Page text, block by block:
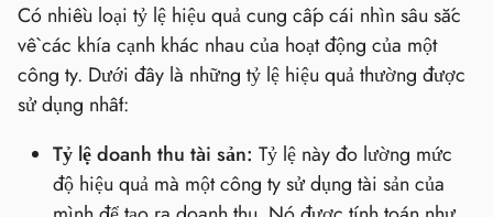
Có nhiều loại tỷ lệ hiệu quả cung cấp cái nhìn sâu sắc
về các khía cạnh khác nhau của hoạt động của một
công ty. Dưới đây là những tỷ lệ hiệu quả thường được
sử dụng nhất:
Tỷ lệ doanh thu tài sản: Tỷ lệ này đo lường mức
độ hiệu quả mà một công ty sử dụng tài sản của